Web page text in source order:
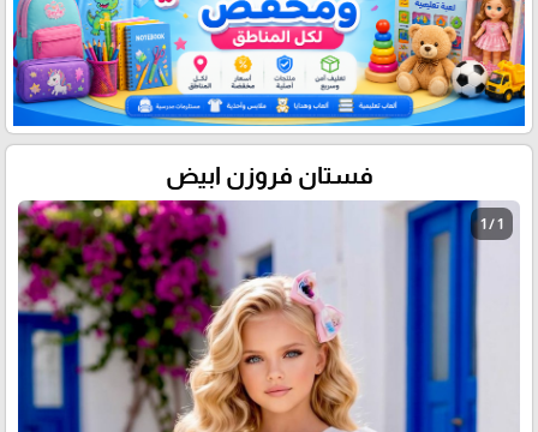
فستان فروزن ابيض
1 / 1